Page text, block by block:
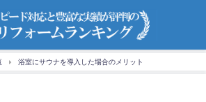
浴室にサウナを導入した場合のメリット